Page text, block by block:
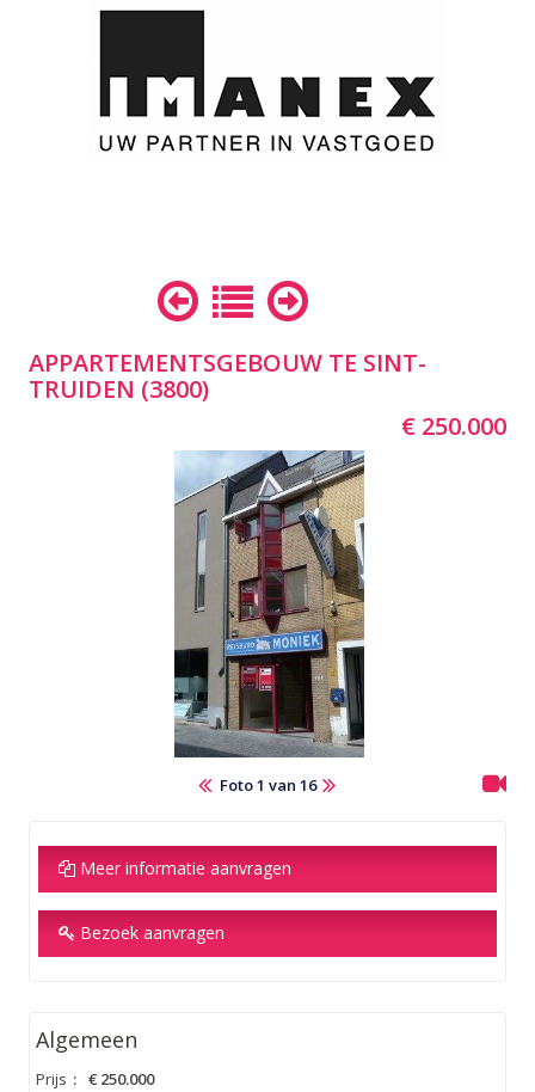
APPARTEMENTSGEBOUW TE SINT-
TRUIDEN (3800)
€ 250.000
Foto 1 van 16
Meer informatie aanvragen
Bezoek aanvragen
Algemeen
Prijs : € 250.000